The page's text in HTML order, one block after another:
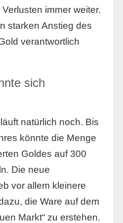
immer weiter.
starken Anstieg des
verantwortlich
sich
natürlich noch. Bis
könnte die Menge
Goldes auf 300
Die neue
vor allem kleinere
die Ware auf dem
Markt“ zu erstehen.